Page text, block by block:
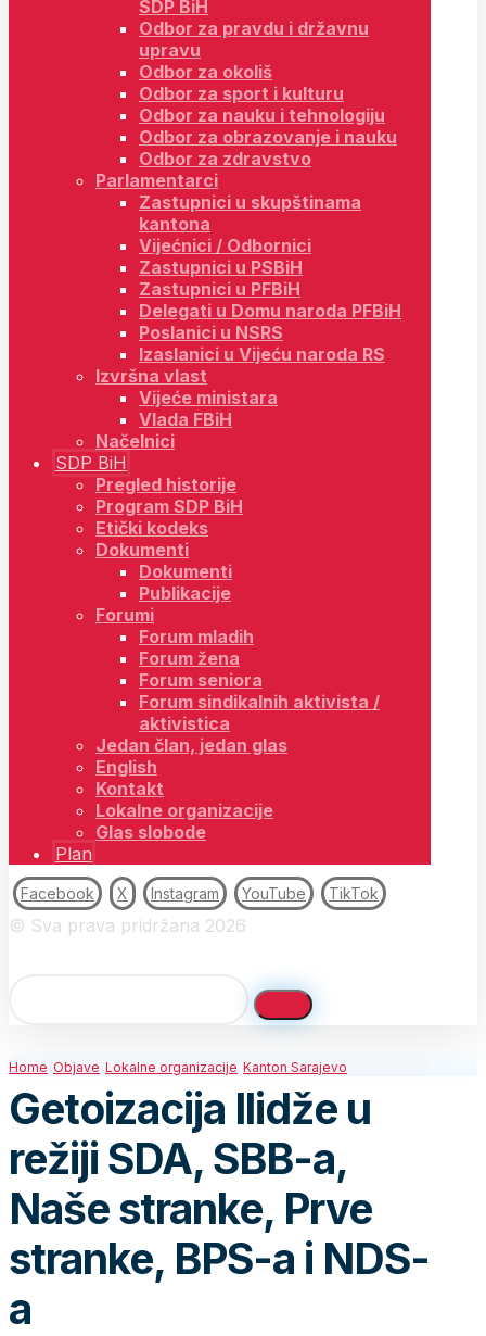
SDP BiH
Odbor za pravdu i državnu
upravu
Odbor za okoliš
Odbor za sport i kulturu
Odbor za nauku i tehnologiju
Odbor za obrazovanje i nauku
Odbor za zdravstvo
Parlamentarci
Zastupnici u skupštinama
kantona
Vijećnici / Odbornici
Zastupnici u PSBiH
Zastupnici u PFBiH
Delegati u Domu naroda PFBiH
Poslanici u NSRS
Izaslanici u Vijeću naroda RS
Izvršna vlast
Vijeće ministara
Vlada FBiH
Načelnici
SDP BiH
Pregled historije
Program SDP BiH
Etički kodeks
Dokumenti
Dokumenti
Publikacije
Forumi
Forum mladih
Forum žena
Forum seniora
Forum sindikalnih aktivista /
aktivistica
Jedan član, jedan glas
English
Kontakt
Lokalne organizacije
Glas slobode
Plan
Facebook X Instagram YouTube TikTok
© Sva prava pridržana 2026
Home Objave Lokalne organizacije Kanton Sarajevo
Getoizacija Ilidže u
režiji SDA, SBB-a,
Naše stranke, Prve
stranke, BPS-a i NDS-
a